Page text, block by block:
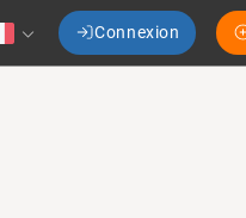
Connexion